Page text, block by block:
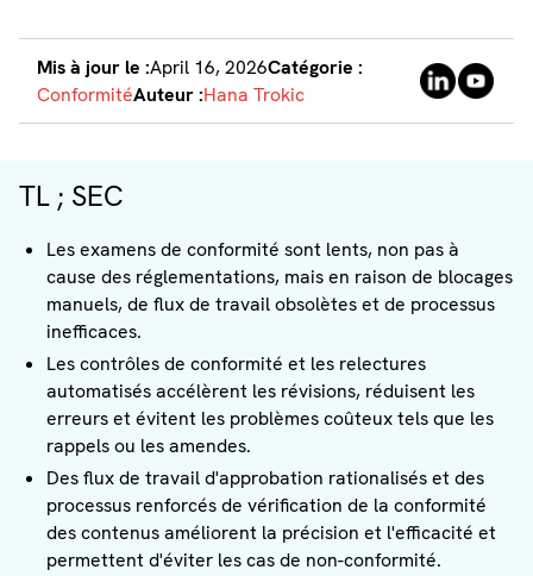
Mis à jour le :April 16, 2026Catégorie :
ConformitéAuteur :Hana Trokic
TL ; SEC
Les examens de conformité sont lents, non pas à
cause des réglementations, mais en raison de blocages
manuels, de flux de travail obsolètes et de processus
inefficaces.
Les contrôles de conformité et les relectures
automatisés accélèrent les révisions, réduisent les
erreurs et évitent les problèmes coûteux tels que les
rappels ou les amendes.
Des flux de travail d'approbation rationalisés et des
processus renforcés de vérification de la conformité
des contenus améliorent la précision et l'efficacité et
permettent d'éviter les cas de non-conformité.